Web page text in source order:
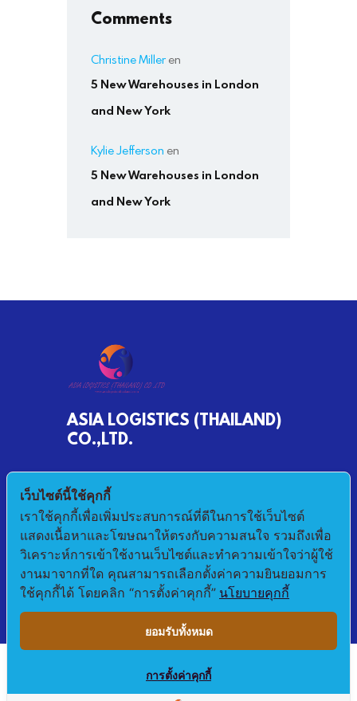
Comments
Christine Miller en
5 New Warehouses in London
and New York
Kylie Jefferson en
5 New Warehouses in London
and New York
ASIA LOGISTICS (THAILAND)
CO.,LTD.
PHRASAMUTCHEDI SAMUTPRAKAN 10290
E-mail : pichet@asialogistic.co.th
TEL :+66 2406 3079 FAX: +66 2406 3058
เว็บไซต์นี้ใช้คุกกี้
เราใช้คุกกี้เพื่อเพิ่มประสบการณ์ที่ดีในการใช้เว็บไซต์
แสดงเนื้อหาและโฆษณาให้ตรงกับความสนใจ รวมถึงเพื่อ
วิเคราะห์การเข้าใช้งานเว็บไซต์และทำความเข้าใจว่าผู้ใช้
งานมาจากที่ใด คุณสามารถเลือกตั้งค่าความยินยอมการ
ใช้คุกกี้ได้ โดยคลิก “การตั้งค่าคุกกี้” นโยบายคุกกี้
ยอมรับทั้งหมด
การตั้งค่าคุกกี้